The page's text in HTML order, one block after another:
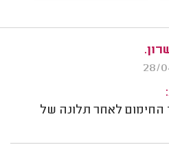
החימום לאחר תלונה של